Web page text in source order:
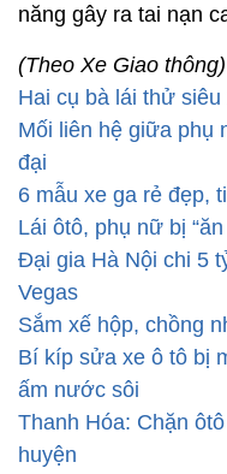
năng gây ra tai nạn
(Theo Xe Giao thông)
Hai cụ bà lái thử
Mối liên hệ giữa phụ
đại
6 mẫu xe ga rẻ đẹp,
Lái ôtô, phụ nữ bị “ăn
Đại gia Hà Nội chi 5
Vegas
Sắm xế hộp, chồng
Bí kíp sửa xe ô tô bị
ấm nước sôi
Thanh Hóa: Chặn
huyện